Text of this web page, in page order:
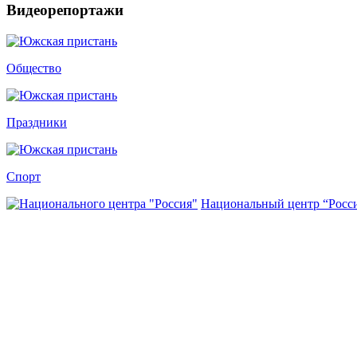
Видеорепортажи
Общество
Праздники
Спорт
Национальный центр